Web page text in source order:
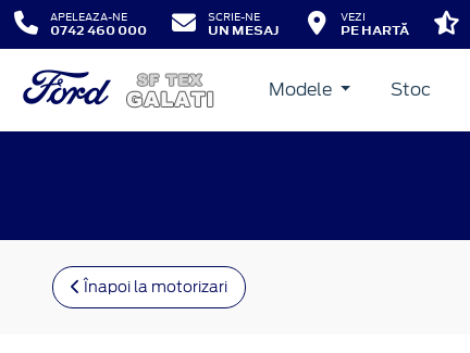
APELEAZA-NE
0742 460 000
SCRIE-NE
UN MESAJ
VEZI
PE HARTĂ
Modele Stoc
Înapoi la motorizari